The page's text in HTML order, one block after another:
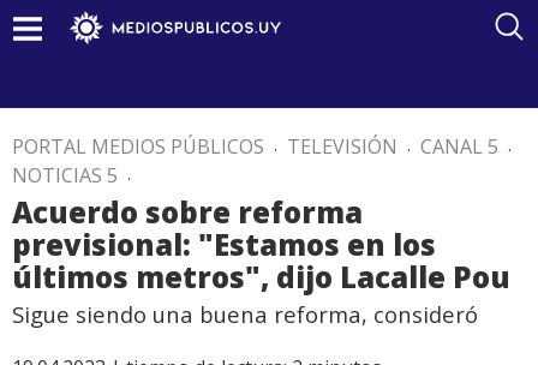
PORTAL MEDIOS PÚBLICOS . TELEVISIÓN . CANAL 5 .
NOTICIAS 5 .
Acuerdo sobre reforma
previsional: "Estamos en los
últimos metros", dijo Lacalle Pou
Sigue siendo una buena reforma, consideró